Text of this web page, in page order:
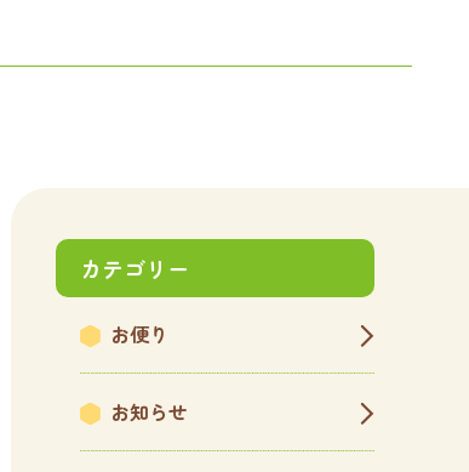
カテゴリー
お便り
お知らせ